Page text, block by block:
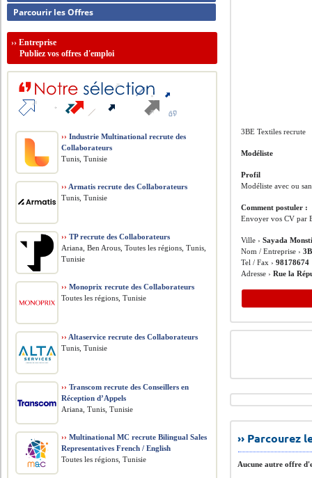
3BE Textiles recrute
Modéliste
Profil
Modéliste avec ou
Comment postuler :
Envoyer vos CV par
Ville ›Sayada
Nom / Entreprise ›
Tel / Fax ›98178674
Adresse ›Rue la
››
Aucune autre offre
Parcourir les Offres
››Entreprise
Publiez vos offres d'emploi
›› Industrie Multinational recrute des
Collaborateurs
Tunis, Tunisie
›› Armatis recrute des Collaborateurs
Tunis, Tunisie
›› TP recrute des Collaborateurs
Ariana, Ben Arous, Toutes les régions, Tunis,
Tunisie
›› Monoprix recrute des Collaborateurs
Toutes les régions, Tunisie
›› Altaservice recrute des Collaborateurs
Tunis, Tunisie
›› Transcom recrute des Conseillers en
Réception d’Appels
Ariana, Tunis, Tunisie
›› Multinational MC recrute Bilingual Sales
Representatives French / English
Toutes les régions, Tunisie